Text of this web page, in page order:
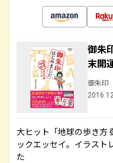
御朱
末開
御朱印
大ヒット「地球の歩き方
ックエッセイ。イラスト
た